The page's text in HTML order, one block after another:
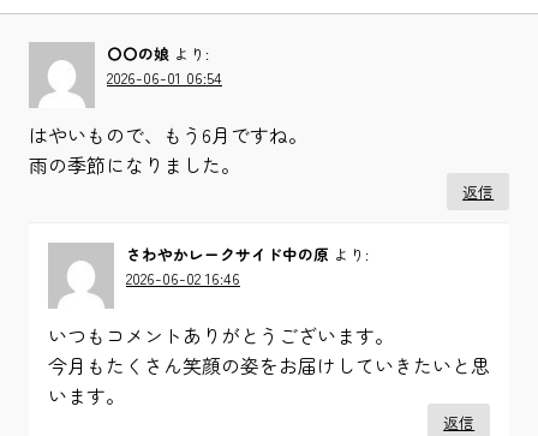
〇〇の娘 より:
2026-06-01 06:54
はやいもので、もう6月ですね。
雨の季節になりました。
返信
さわやかレークサイド中の原 より:
2026-06-02 16:46
いつもコメントありがとうございます。
今月もたくさん笑顔の姿をお届けしていきたいと思
います。
返信